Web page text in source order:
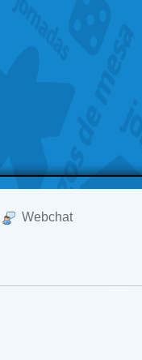
Webchat